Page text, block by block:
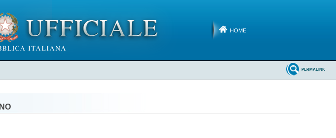
HOME
PERMALINK